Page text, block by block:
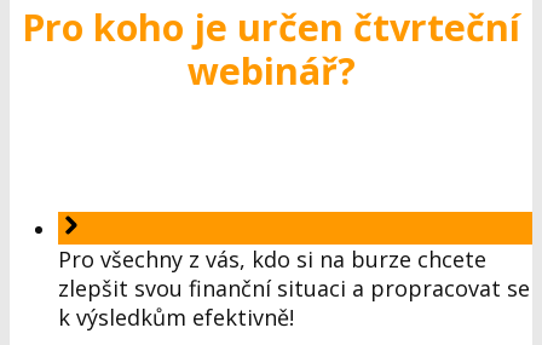
Pro koho je určen čtvrteční
webinář?
Pro všechny z vás, kdo si na burze chcete
zlepšit svou finanční situaci a propracovat se
k výsledkům efektivně!